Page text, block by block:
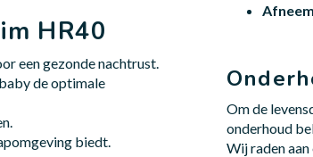
HR40
een gezonde nachtrust.
de optimale
biedt.
Om de
onderhoud
Wij raden